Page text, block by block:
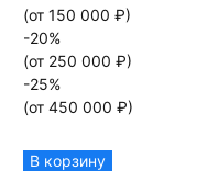
(от 150 000 ₽)
-20%
(от 250 000 ₽)
-25%
(от 450 000 ₽)
В корзину